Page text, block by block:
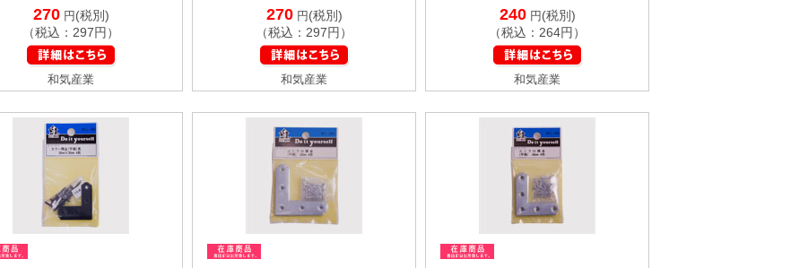
270円 (税別)
（税込：297円）
和気産業
270円 (税別)
（税込：297円）
和気産業
240円 (税別)
（税込：264円）
和気産業